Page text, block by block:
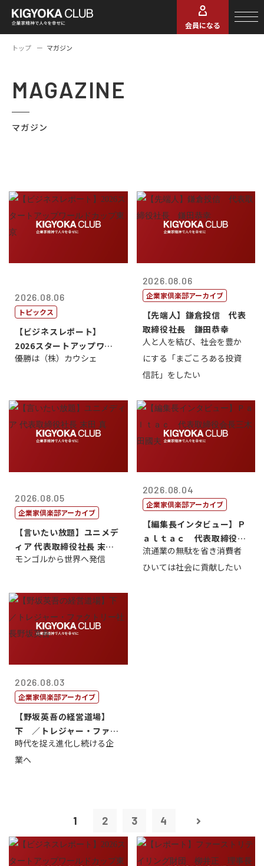
会員になる
トップ マガジン
MAGAZINE
マガジン
2026.08.06
トピックス
【ビジネスレポート】
2026スタートアップワー
ルドカップ東京
優勝は（株）カウシェ
2026.08.06
企業家倶楽部アーカイブ
【先端人】鎌倉投信 代表
取締役社長 鎌田恭幸
人と人を結び、社会を豊か
にする「まごころある投資
信託」をしたい
2026.08.05
企業家倶楽部アーカイブ
【言いたい放題】ユニメデ
ィア 代表取締役社長 末田
真
モンゴルから世界へ発信
2026.08.04
企業家倶楽部アーカイブ
【編集長インタビュー】Ｐ
ａｌｔａｃ 代表取締役会
長三木田國夫
流通業の無駄を省き消費者
ひいては社会に貢献したい
2026.08.03
企業家倶楽部アーカイブ
【野坂英吾の経営道場】
下 ／トレジャー・ファク
トリー社長野坂...
時代を捉え進化し続ける企
業へ
1 2 3 4